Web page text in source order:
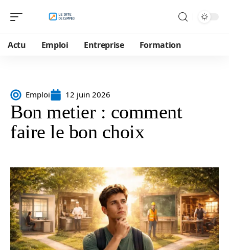
Actu Emploi Entreprise Formation
Emploi 12 juin 2026
Bon metier : comment
faire le bon choix